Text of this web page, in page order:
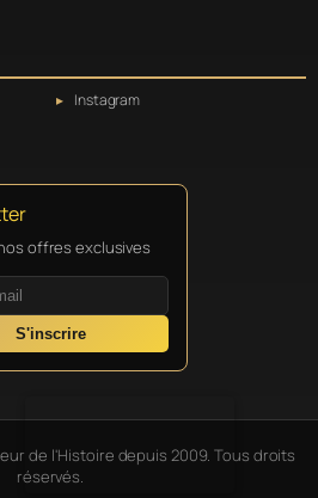
Instagram
offres exclusives
S'inscrire
de l'Histoire depuis 2009. Tous droits
réservés.